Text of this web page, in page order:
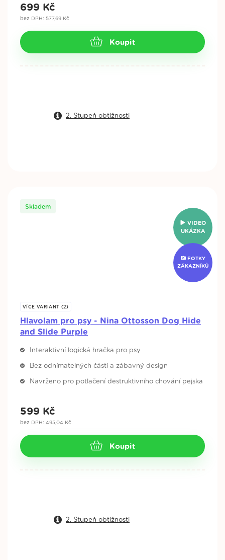
699 Kč
bez DPH: 577,69 Kč
Koupit
2. Stupeň obtížnosti
VIDEO
UKÁZKA
FOTKY
ZÁKAZNÍKŮ
VÍCE VARIANT (2)
Hlavolam pro psy - Nina Ottosson Dog Hide
and Slide Purple
Skladem
Interaktivní logická hračka pro psy
Bez odnímatelných částí a zábavný design
Navrženo pro potlačení destruktivního chování pejska
599 Kč
bez DPH: 495,04 Kč
Koupit
2. Stupeň obtížnosti